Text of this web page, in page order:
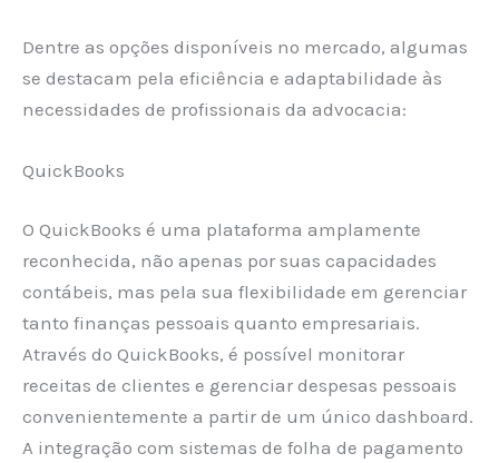
Dentre as opções disponíveis no mercado, algumas
se destacam pela eficiência e adaptabilidade às
necessidades de profissionais da advocacia:
QuickBooks
O QuickBooks é uma plataforma amplamente
reconhecida, não apenas por suas capacidades
contábeis, mas pela sua flexibilidade em gerenciar
tanto finanças pessoais quanto empresariais.
Através do QuickBooks, é possível monitorar
receitas de clientes e gerenciar despesas pessoais
convenientemente a partir de um único dashboard.
A integração com sistemas de folha de pagamento